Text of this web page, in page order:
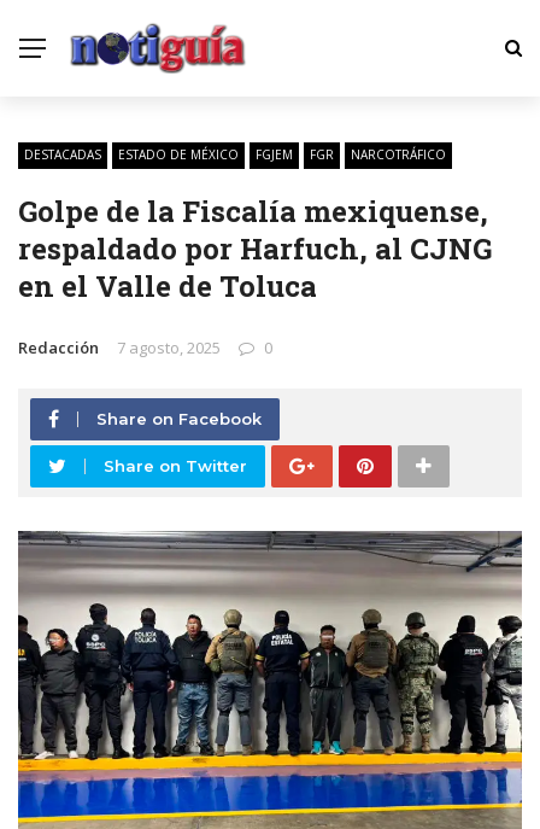
DESTACADAS ESTADO DE MÉXICO FGJEM FGR NARCOTRÁFICO
Golpe de la Fiscalía mexiquense,
respaldado por Harfuch, al CJNG
en el Valle de Toluca
Redacción 7 agosto, 2025 0
Share on Facebook
Share on Twitter